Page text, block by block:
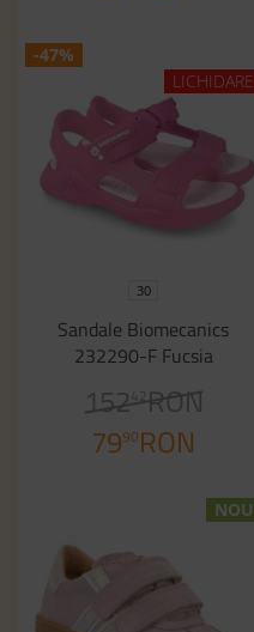
-47%
LICHIDARE
30
Sandale Biomecanics
232290-F Fucsia
152 42RON
7990RON
NOU